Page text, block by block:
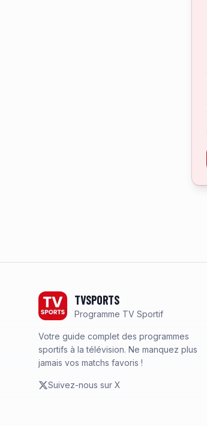
TVSPORTS
Programme TV Sportif
Votre guide complet des programmes
sportifs à la télévision. Ne manquez plus
jamais vos matchs favoris !
Suivez-nous sur X